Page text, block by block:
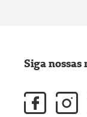
Siga nossas